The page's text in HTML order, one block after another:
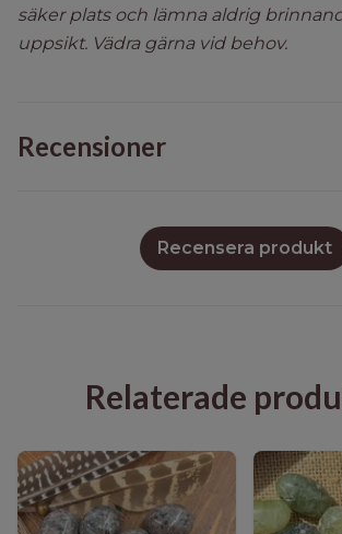
säker plats och lämna aldrig
uppsikt. Vädra gärna vid behov.
Recensioner
Recensera produkt
Relaterade